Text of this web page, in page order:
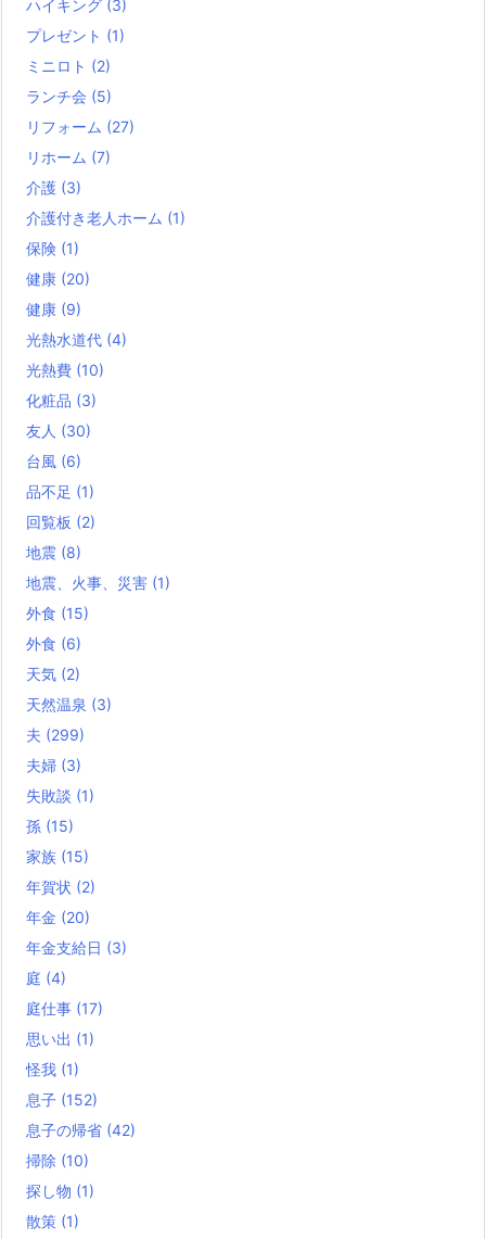
ハイキング (3)
プレゼント (1)
ミニロト (2)
ランチ会 (5)
リフォーム (27)
リホーム (7)
介護 (3)
介護付き老人ホーム (1)
保険 (1)
健康 (20)
健康 (9)
光熱水道代 (4)
光熱費 (10)
化粧品 (3)
友人 (30)
台風 (6)
品不足 (1)
回覧板 (2)
地震 (8)
地震、火事、災害 (1)
外食 (15)
外食 (6)
天気 (2)
天然温泉 (3)
夫 (299)
夫婦 (3)
失敗談 (1)
孫 (15)
家族 (15)
年賀状 (2)
年金 (20)
年金支給日 (3)
庭 (4)
庭仕事 (17)
思い出 (1)
怪我 (1)
息子 (152)
息子の帰省 (42)
掃除 (10)
探し物 (1)
散策 (1)